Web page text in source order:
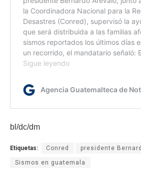
bl/dc/dm
Etiquetas: Conred presidente
Sismos en guatemala